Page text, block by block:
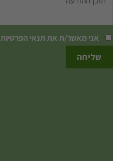
אני מאשר/ת אתתנאי הפרטיות